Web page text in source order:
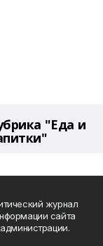
"Еда и
журнал
сайта